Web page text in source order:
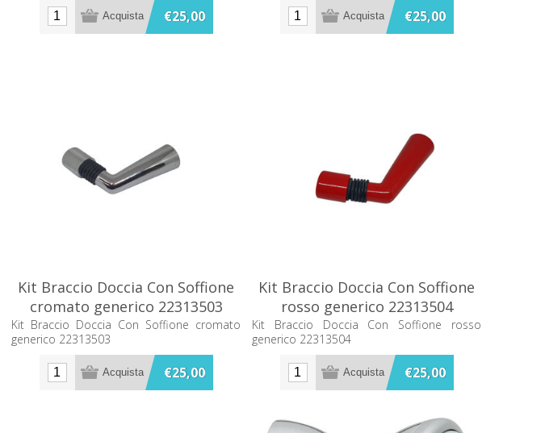
€25,00 €25,00
Kit Braccio Doccia Con Soffione
cromato generico 22313503
Kit Braccio Doccia Con Soffione cromato
generico 22313503
€25,00
Kit Braccio Doccia Con Soffione
rosso generico 22313504
Kit Braccio Doccia Con Soffione rosso
generico 22313504
€25,00